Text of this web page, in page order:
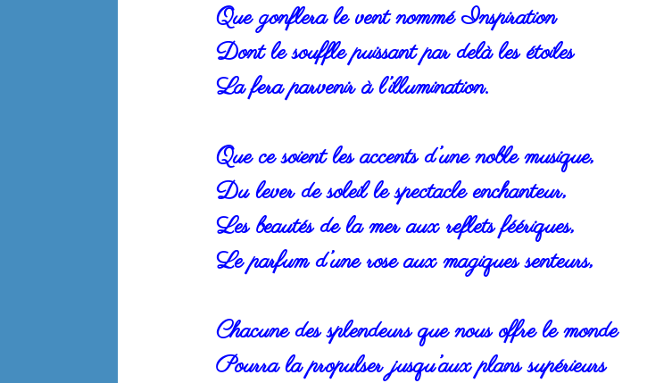
Que gonflera le vent nommé Inspiration
Dont le souffle puissant par delà les étoiles
La fera parvenir à l’illumination.
Que ce soient les accents d’une noble musique,
Du lever de soleil le spectacle enchanteur,
Les beautés de la mer aux reflets féériques,
Le parfum d’une rose aux magiques senteurs,
Chacune des splendeurs que nous offre le monde
Pourra la propulser jusqu’aux plans supérieurs